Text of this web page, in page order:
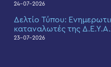
24-07-2026
Δελτίο Τύπου:
καταναλωτές της
23-07-2026